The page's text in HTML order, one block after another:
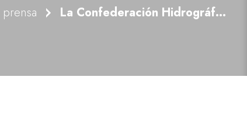
La Confederación Hidrográfica del Cantábrico actúa en el río Campiezo (Cantabria)